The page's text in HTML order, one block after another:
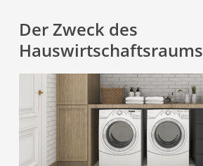
Der Zweck des
Hauswirtschaftsraums